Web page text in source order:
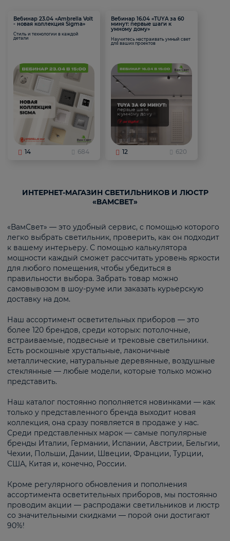
Вебинар 23.04 «Ambrella Volt
- новая коллекция Sigma»
Стиль и технологии в каждой
детали
14 684
Вебинар 16.04 «TUYA за 60
минут: первые шаги к
умному дому»
Научитесь настраивать умный свет
для ваших проектов
12 620
ИНТЕРНЕТ-МАГАЗИН СВЕТИЛЬНИКОВ И ЛЮСТР
«ВАМСВЕТ»
«ВамСвет» — это удобный сервис, с помощью которого
легко выбрать светильник, проверить, как он подходит
к вашему интерьеру. С помощью калькулятора
мощности каждый сможет рассчитать уровень яркости
для любого помещения, чтобы убедиться в
правильности выбора. Забрать товар можно
самовывозом в шоу-руме или заказать курьерскую
доставку на дом.
Наш ассортимент осветительных приборов — это
более 120 брендов, среди которых: потолочные,
встраиваемые, подвесные и трековые светильники.
Есть роскошные хрустальные, лаконичные
металлические, натуральные деревянные, воздушные
стеклянные — любые модели, которые только можно
представить.
Наш каталог постоянно пополняется новинками — как
только у представленного бренда выходит новая
коллекция, она сразу появляется в продаже у нас.
Среди представленных марок — самые популярные
бренды Италии, Германии, Испании, Австрии, Бельгии,
Чехии, Польши, Дании, Швеции, Франции, Турции,
США, Китая и, конечно, России.
Кроме регулярного обновления и пополнения
ассортимента осветительных приборов, мы постоянно
проводим акции — распродажи светильников и люстр
со значительными скидками — порой они достигают
90%!